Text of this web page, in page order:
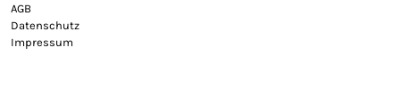
AGB
Datenschutz
Impressum